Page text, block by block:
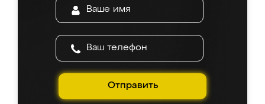
Отправить